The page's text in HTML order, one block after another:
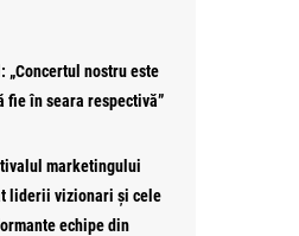
„Concertul nostru este
fie în seara respectivă”
marketingului
liderii vizionari și cele
echipe din